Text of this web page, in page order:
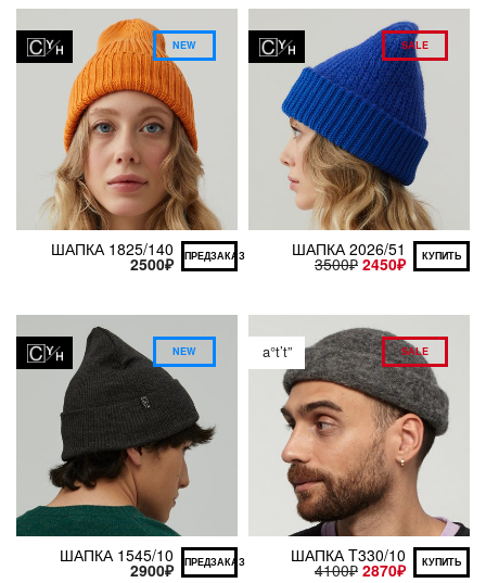
NEW
ШАПКА 1825/140
2500₽ ПРЕДЗАКАЗ
SALE
ШАПКА 2026/51
3500₽ 2450₽ КУПИТЬ
NEW
ШАПКА 1545/10
2900₽ ПРЕДЗАКАЗ
a°t’t” SALE
ШАПКА T330/10
4100₽ 2870₽ КУПИТЬ